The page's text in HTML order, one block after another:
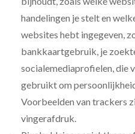
handelingen je stelt en
websites hebt ingegeven,
bankkaartgebruik, je
socialemediaprofielen, die
gebruikt om
Voorbeelden van trackers
vingerafdruk.